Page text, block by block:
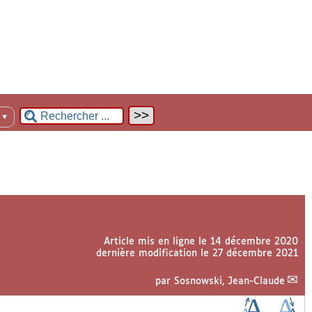
▼
Article mis en ligne le 14 décembre 2020
dernière modification le 27 décembre 2021
par Sosnowski, Jean-Claude